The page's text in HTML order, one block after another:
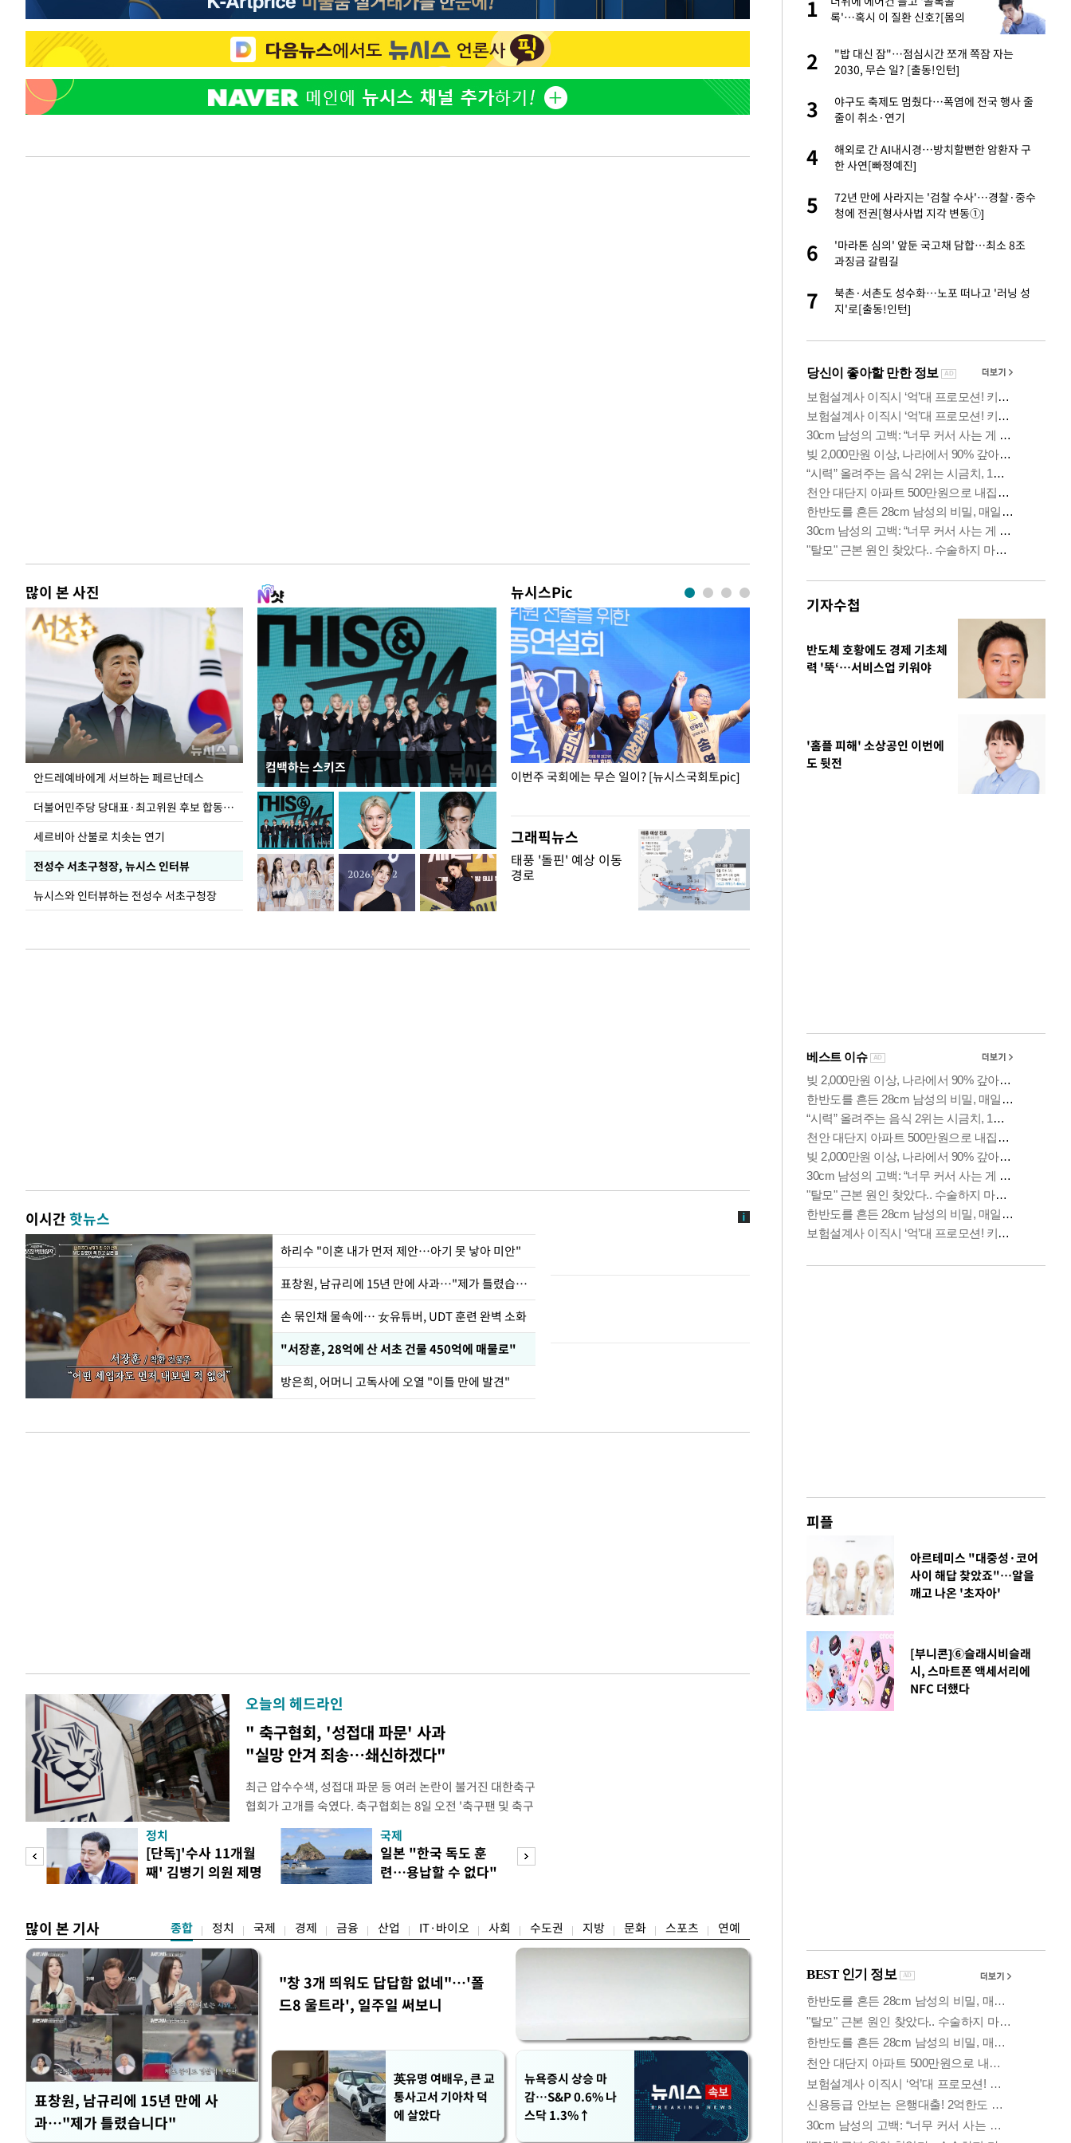
많이 본 사진
안드레예바에게 서브하는 페르난데스
더불어민주당 당대표·최고위원 후보 합동연설회
세르비아 산불로 치솟는 연기
전성수 서초구청장, 뉴시스 인터뷰
뉴시스와 인터뷰하는 전성수 서초구청장
컴백하는 스키즈
뉴시스Pic
이 대통령, 국가폭력 피해자에 위로·사과…"국가
가 책임지고 치유"
이번주 국회에는 무슨 일이? [뉴시스국회토pic] 사진으로 보는
그래픽뉴스
태풍 '돌핀' 예상 이동
경로
이시간핫뉴스
하리수 "이혼 내가 먼저 제안…아기 못 낳아 미안"
표창원, 남규리에 15년 만에 사과…"제가 틀렸습니다"
손 묶인채 물속에… 女유튜버, UDT 훈련 완벽 소화
"서장훈, 28억에 산 서초 건물 450억에 매물로"
방은희, 어머니 고독사에 오열 "이틀 만에 발견"
오늘의 헤드라인
" 축구협회, '성접대 파문' 사과
"실망 안겨 죄송…쇄신하겠다"
최근 압수수색, 성접대 파문 등 여러 논란이 불거진 대한축구
협회가 고개를 숙였다. 축구협회는 8일 오전 '축구팬 및 축구
관계자 여러분께 드리는 글'이라는 제목의 입장문을 발표했
다. 축구협회는 최근 2026 국제축구연맹(FIFA) 북중미 월드
컵 조별리그 탈락과 관련해 국회 문화체육관광위원회 청문
회에서 질타를 받은 데 이어, 홍명보 전 감독 선
정치
[단독]'수사 11개월
째' 김병기 의원 제명
국제
일본 "한국 독도 훈
련…용납할 수 없다"
많이 본 기사 종합 정치 국제 경제 금융 산업 IT·바이오 사회 수도권 지방 문화 스포츠 연예
표창원, 남규리에 15년 만에 사
과…"제가 틀렸습니다"
"창 3개 띄워도 답답함 없네"…'폴
드8 울트라', 일주일 써보니
英유명 여배우, 큰 교
통사고서 기아차 덕
에 살았다
뉴욕증시 상승 마
감…S&P 0.6% 나
스닥 1.3%↑
사과…"제가 틀렸습니다"
2
라', 일주일 써보니
3
英유명 여배우, 큰 교통사고서 기아차 덕에
살았다
4
1
록'…혹시 이 질환 신호?[몸의
2
"밥 대신 잠"…점심시간 쪼개 쪽잠 자는
2030, 무슨 일? [출동!인턴]
3
야구도 축제도 멈췄다…폭염에 전국 행사 줄
줄이 취소·연기
4
해외로 간 AI내시경…방치할뻔한 암환자 구
한 사연[빠정예진]
5
72년 만에 사라지는 '검찰 수사'…경찰·중수
청에 전권[형사사법 지각 변동①]
6
'마라톤 심의' 앞둔 국고채 담합…최소 8조
과징금 갈림길
7
북촌·서촌도 성수화…노포 떠나고 '러닝 성
지'로[출동!인턴]
기자수첩
반도체 호황에도 경제 기초체
력 '뚝‘…서비스업 키워야
'홈플 피해' 소상공인 이번에
도 뒷전
피플
아르테미스 "대중성·코어
사이 해답 찾았죠"…알을
깨고 나온 '초자아'
[부니콘]⑥슬래시비슬래
시, 스마트폰 액세서리에
NFC 더했다